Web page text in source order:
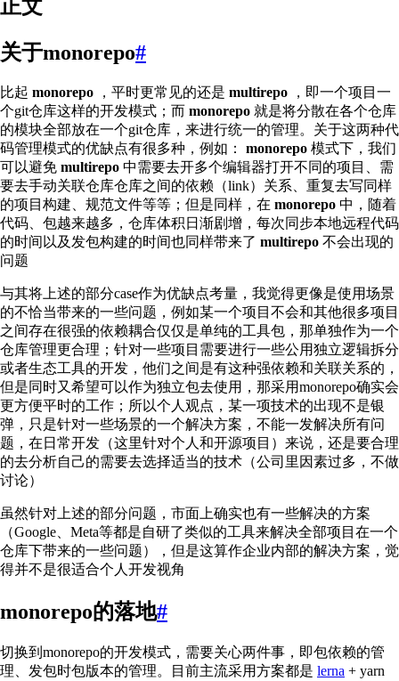
正文
关于monorepo#
比起 monorepo ，平时更常见的还是 multirepo ，即一个项目一
个git仓库这样的开发模式；而 monorepo 就是将分散在各个仓库
的模块全部放在一个git仓库，来进行统一的管理。关于这两种代
码管理模式的优缺点有很多种，例如： monorepo 模式下，我们
可以避免 multirepo 中需要去开多个编辑器打开不同的项目、需
要去手动关联仓库仓库之间的依赖（link）关系、重复去写同样
的项目构建、规范文件等等；但是同样，在 monorepo 中，随着
代码、包越来越多，仓库体积日渐剧增，每次同步本地远程代码
的时间以及发包构建的时间也同样带来了 multirepo 不会出现的
问题
与其将上述的部分case作为优缺点考量，我觉得更像是使用场景
的不恰当带来的一些问题，例如某一个项目不会和其他很多项目
之间存在很强的依赖耦合仅仅是单纯的工具包，那单独作为一个
仓库管理更合理；针对一些项目需要进行一些公用独立逻辑拆分
或者生态工具的开发，他们之间是有这种强依赖和关联关系的，
但是同时又希望可以作为独立包去使用，那采用monorepo确实会
更方便平时的工作；所以个人观点，某一项技术的出现不是银
弹，只是针对一些场景的一个解决方案，不能一发解决所有问
题，在日常开发（这里针对个人和开源项目）来说，还是要合理
的去分析自己的需要去选择适当的技术（公司里因素过多，不做
讨论）
虽然针对上述的部分问题，市面上确实也有一些解决的方案
（Google、Meta等都是自研了类似的工具来解决全部项目在一个
仓库下带来的一些问题），但是这算作企业内部的解决方案，觉
得并不是很适合个人开发视角
monorepo的落地#
切换到monorepo的开发模式，需要关心两件事，即包依赖的管
理、发包时包版本的管理。目前主流采用方案都是 lerna + yarn